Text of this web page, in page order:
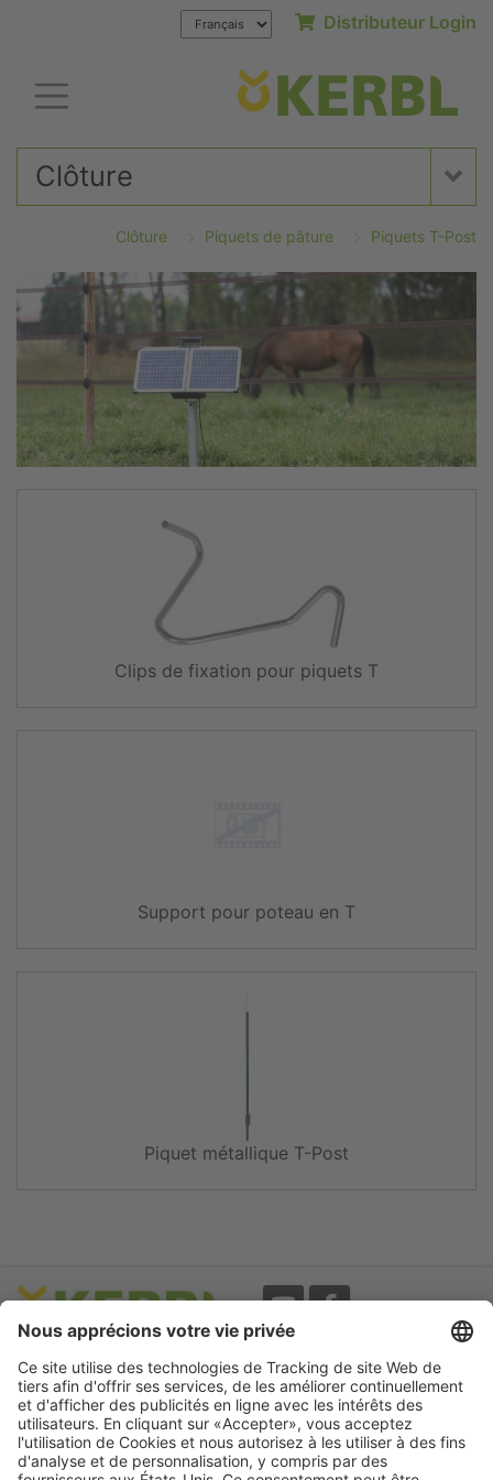
Distributeur Login
Clôture
Clôture Piquets de pâture Piquets T-Post
Clips de fixation pour piquets T
Support pour poteau en T
Piquet métallique T-Post
Evènements
Newsletter
Termes d'utilisation
A propos
Mentions légales
CGV
Protection des données
Garantie